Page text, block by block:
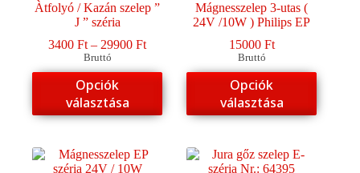
Àtfolyó / Kazán szelep ”
J ” széria
3400Ft – 29900FtÁrtartomány:
-
Bruttó
Opciók
választása
Ennek
a
terméknek
több
van.
A
Mágnesszelep 3-utas (
24V /10W ) Philips EP
15000 Ft
Bruttó
Opciók
választása
Ennek
a
terméknek
több
van.
A